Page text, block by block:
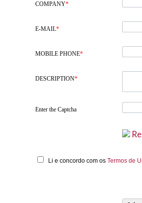
COMPANY*
E-MAIL*
MOBILE PHONE*
DESCRIPTION*
Enter the Captcha
Li e concordo com os Termos de